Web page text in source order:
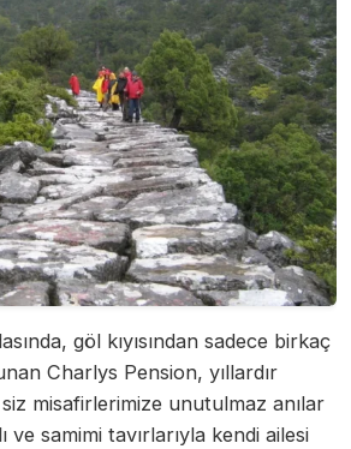
göl kıyısından sadece birkaç
Charlys Pension, yıllardır
misafirlerimize unutulmaz anılar
ve samimi tavırlarıyla kendi ailesi